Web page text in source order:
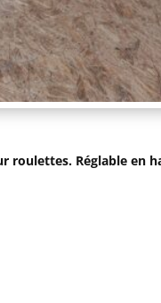
roulettes. Réglable en